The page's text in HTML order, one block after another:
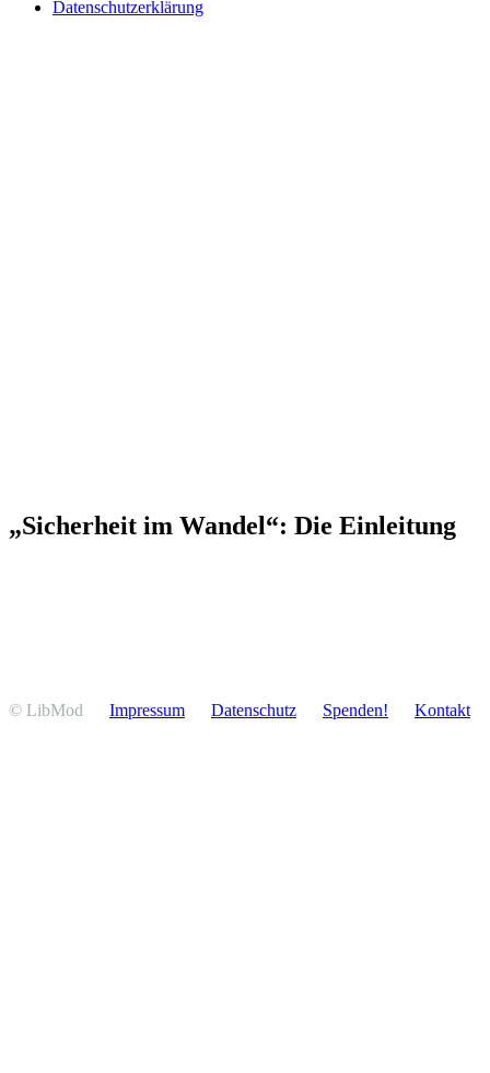
Daten­schutz­er­klärung
„Sicherheit im Wandel“: Die Einleitung
© LibMod Impressum Daten­schutz Spenden! Kontakt